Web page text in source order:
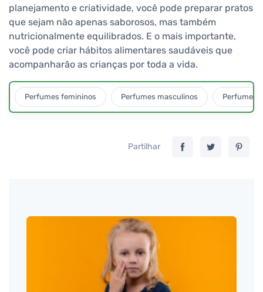
planejamento e criatividade, você pode preparar pratos
que sejam não apenas saborosos, mas também
nutricionalmente equilibrados. E o mais importante,
você pode criar hábitos alimentares saudáveis que
acompanharão as crianças por toda a vida.
Perfumes femininos Perfumes masculinos Perfumes
Partilhar